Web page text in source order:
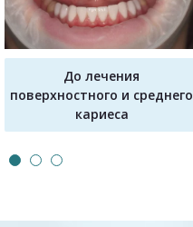
До лечения
поверхностного и среднего
кариеса